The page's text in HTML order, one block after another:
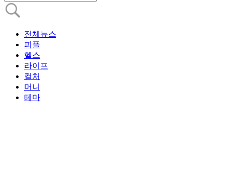
전체뉴스
피플
헬스
라이프
컬처
머니
테마